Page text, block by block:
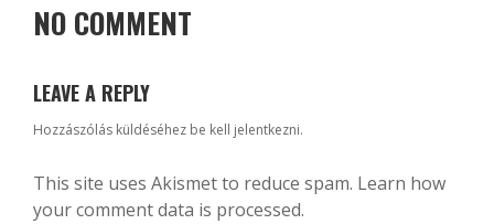
NO COMMENT
LEAVE A REPLY
Hozzászólás küldéséhez be kell jelentkezni.
This site uses Akismet to reduce spam. Learn how
your comment data is processed.